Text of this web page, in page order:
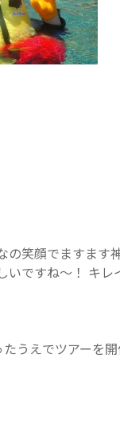
笑顔でますます
ですね～！ キレ
うえでツアーを開